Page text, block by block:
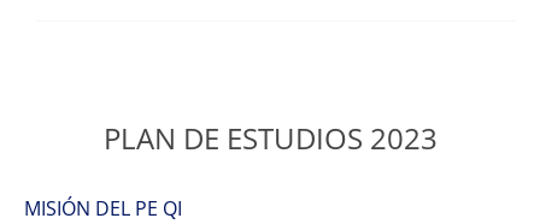
PLAN DE ESTUDIOS 2023
MISIÓN DEL PE QI